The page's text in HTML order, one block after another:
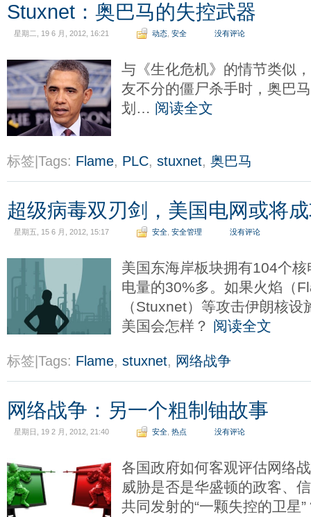
Stuxnet：奥巴马的失控武器
星期二, 19 6 月, 2012, 16:21 动态 安全 没有评论
与《生化危机》的情节类似
友不分的僵尸杀手时，奥巴
划… 阅读全文
标签|Tags: Flame, PLC, stuxnet, 奥巴马
超级病毒双刃剑，美国电网或将
星期五, 15 6 月, 2012, 15:17 安全 安全管理 没有评论
美国东海岸板块拥有104个
电量的30%多。如果火焰（
（Stuxnet）等攻击伊朗核
美国会怎样？ 阅读全文
标签|Tags: Flame, stuxnet, 网络战争
网络战争：另一个粗制铀故事
星期日, 19 2 月, 2012, 21:40 安全 热点 没有评论
各国政府如何客观评估网络
威胁是否是华盛顿的政客、
共同发射的“一颗失控的卫星